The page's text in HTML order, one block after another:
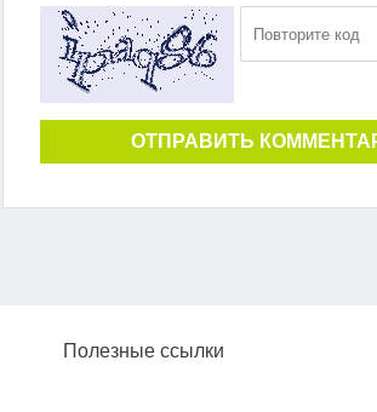
ОТПРАВИТЬ
Полезные ссылки